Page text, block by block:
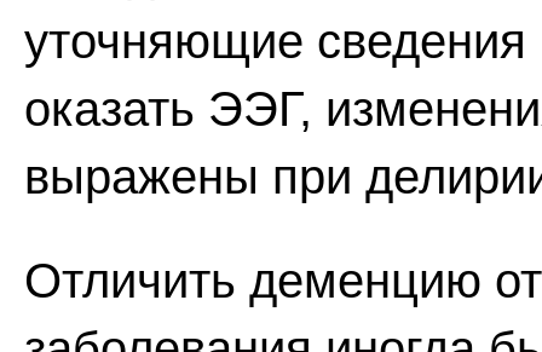
уточняющие
оказать ЭЭГ,
выражены при
Отличить деменцию